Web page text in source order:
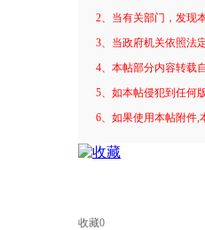
2、当有关部门，发现
3、当政府机关依照法
4、本帖部分内容转载
5、如本帖侵犯到任何
6、如果使用本帖附件,
收藏0